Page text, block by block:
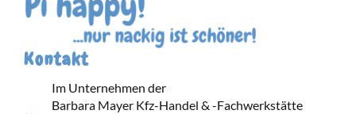
Kontakt
Im Unternehmen der
Barbara Mayer Kfz-Handel & -Fachwerkstätte